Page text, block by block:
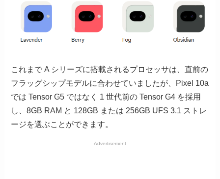
これまで A シリーズに搭載されるプロセッサは、直前の
フラッグシップモデルに合わせていましたが、Pixel 10a
では Tensor G5 ではなく 1 世代前の Tensor G4 を採用
し、8GB RAM と 128GB または 256GB UFS 3.1 ストレ
ージを選ぶことができます。
Advertisement